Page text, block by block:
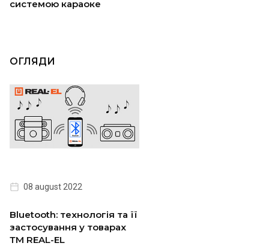
системою караоке
ОГЛЯДИ
08 august 2022
Bluetooth: технологія та її
застосування у товарах
ТМ REAL-EL